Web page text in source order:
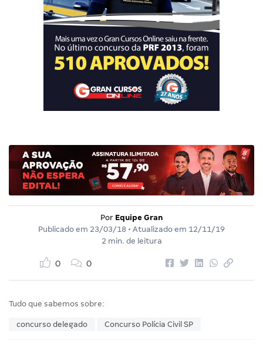
Por Equipe Gran
Publicado em 23/03/18 • Atualizado em 12/11/19
2 min. de leitura
0 0
Tudo que sabemos sobre:
concurso delegado Concurso Polícia Civil SP